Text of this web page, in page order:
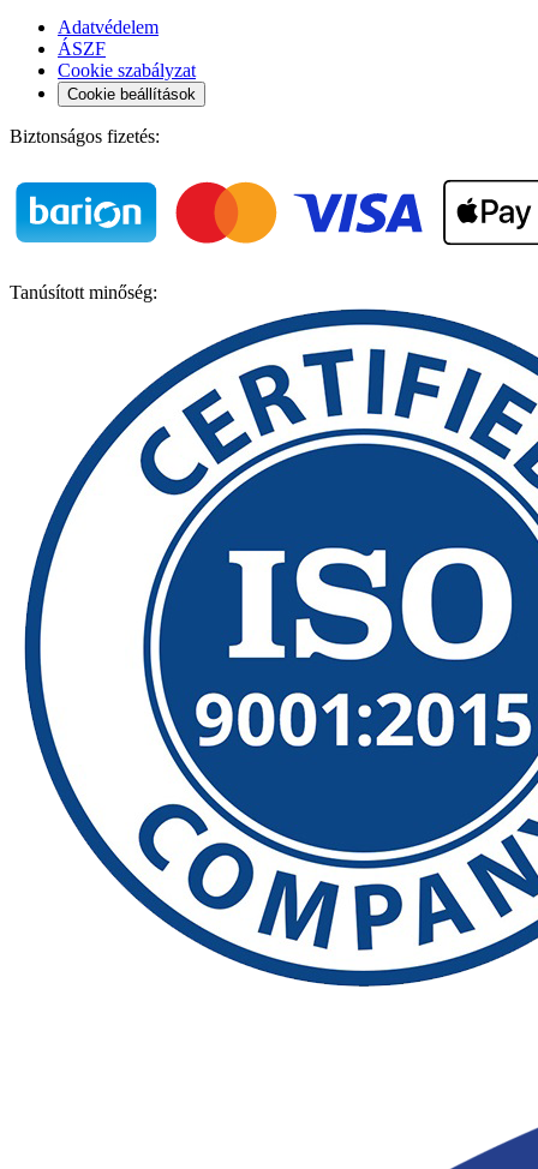
Adatvédelem
ÁSZF
Cookie szabályzat
Cookie beállítások
Biztonságos fizetés:
Tanúsított minőség: